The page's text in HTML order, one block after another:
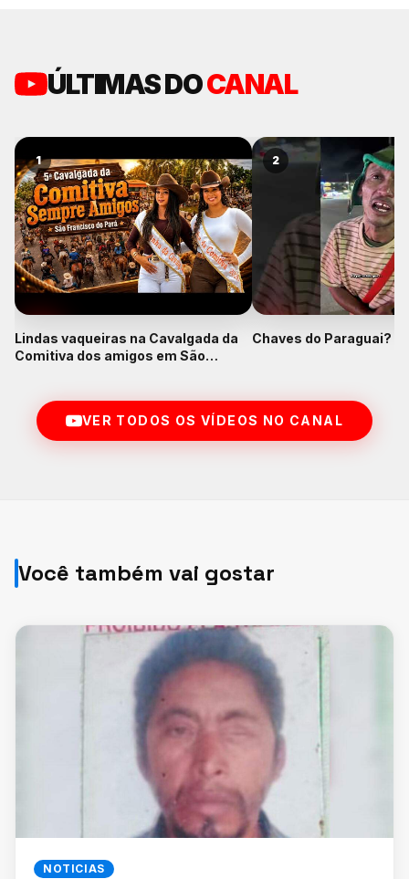
ÚLTIMAS DOCANAL
1
Lindas vaqueiras na Cavalgada da
Comitiva dos amigos em São
2
Chaves do Paraguai?
VER TODOS OS VÍDEOS NO CANAL
Você também vai gostar
NOTICIAS